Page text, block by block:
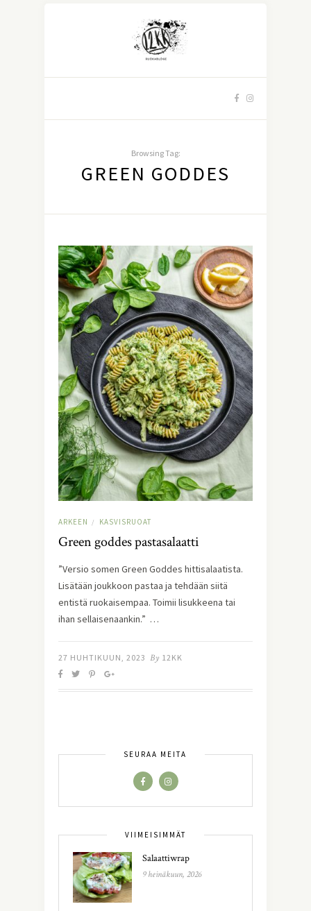
Browsing Tag:
GREEN GODDES
ARKEEN / KASVISRUOAT
Green goddes pastasalaatti
”Versio somen Green Goddes hittisalaatista.
Lisätään joukkoon pastaa ja tehdään siitä
entistä ruokaisempaa. Toimii lisukkeena tai
ihan sellaisenaankin.” …
27 HUHTIKUUN, 2023 By 12KK
SEURAA MEITÄ
VIIMEISIMMÄT
Salaattiwrap
9 heinäkuun, 2026